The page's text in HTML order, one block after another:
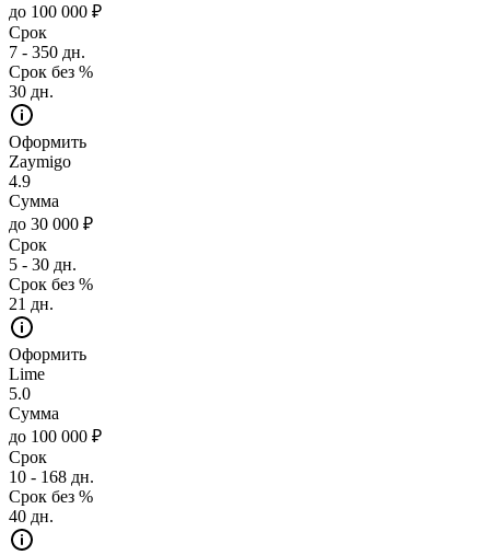
до 100 000 ₽
Срок
7 - 350 дн.
Срок без %
30 дн.
Оформить
Zaymigo
4.9
Сумма
до 30 000 ₽
Срок
5 - 30 дн.
Срок без %
21 дн.
Оформить
Lime
5.0
Сумма
до 100 000 ₽
Срок
10 - 168 дн.
Срок без %
40 дн.